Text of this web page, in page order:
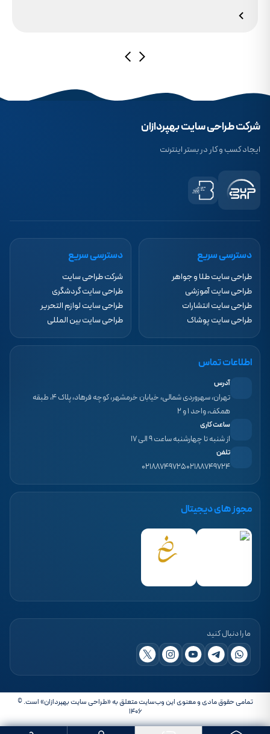
شرکت طراحی سایت بهپردازان
ایجاد کسب و کار در بستر اینترنت
دسترسی سریع
طراحی سایت طلا و جواهر
طراحی سایت آموزشی
طراحی سایت انتشارات
طراحی سایت پوشاک
دسترسی سریع
شرکت طراحی سایت
طراحی سایت گردشگری
طراحی سایت لوازم التحریر
طراحی سایت بین المللی
اطلاعات تماس
آدرس
تهران، سهروردی شمالی، خیابان خرمشهر، کوچه فرهاد، پلاک ۴، طبقه
همکف، واحد ۱ و ۲
ساعت کاری
از شنبه تا چهارشنبه ساعت ۹ الی ۱۷
تلفن
۰۲۱۸۸۷۴۹۷۲۴۰۲۱۸۸۷۴۹۷۲۵
مجوز های دیجیتال
ما را دنبال کنید
تمامی حقوق مادی و معنوی این وب‌سایت متعلق به «طراحی سایت بهپردازان» است. ©
۱۴۰۶